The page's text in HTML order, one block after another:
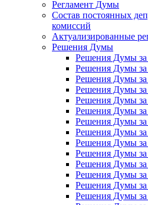
Регламент Думы
Состав постоянных
комиссий
Актуализированные
Решения Думы
Решения Думы за
Решения Думы за
Решения Думы за
Решения Думы за
Решения Думы за
Решения Думы за
Решения Думы за
Решения Думы за
Решения Думы за
Решения Думы за
Решения Думы за
Решения Думы за
Решения Думы за
Решения Думы за